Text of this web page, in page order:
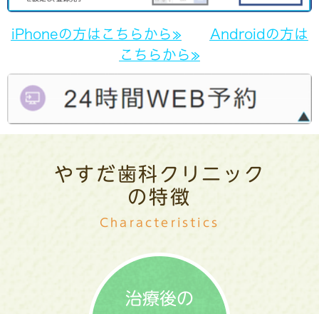
iPhoneの方はこちらから≫
Androidの方は
こちらから≫
やすだ歯科クリニック
の特徴
Characteristics
治療後の